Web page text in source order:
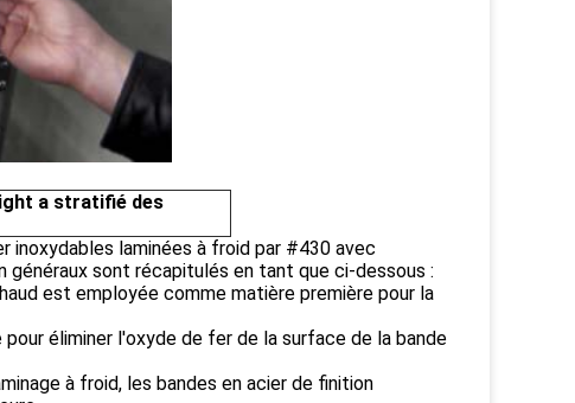
a stratifié des
inoxydables laminées à froid par #430 avec
généraux sont récapitulés en tant que ci-dessous :
est employée comme matière première pour la
pour éliminer l'oxyde de fer de la surface de la bande
à froid, les bandes en acier de finition